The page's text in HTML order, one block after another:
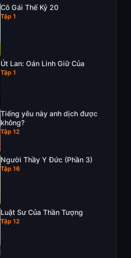
Cô Gái Thế Kỷ 20
Tập 1
Út Lan: Oán Linh Giữ Của
Tập 1
Tiếng yêu này anh dịch được
không?
Tập 12
Người Thầy Y Đức (Phần 3)
Tập 16
Luật Sư Của Thần Tượng
Tập 12